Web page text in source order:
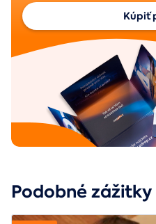
Kúpiť
Podobné zážitky